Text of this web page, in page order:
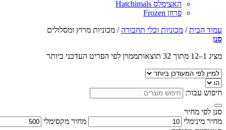
האצימלס Hatchimals
פרוזן Frozen
עמוד הבית / מכוניות וכלי תחבורה / מכוניות מרוץ ומסלולים
סנן
מציג 1–12 מתוך 32 תוצאות
ממוין לפי הפריט העדכני ביותר
חיפוש עבור:
סנן לפי מחיר
מחיר מינימלי
מחיר מקסימלי